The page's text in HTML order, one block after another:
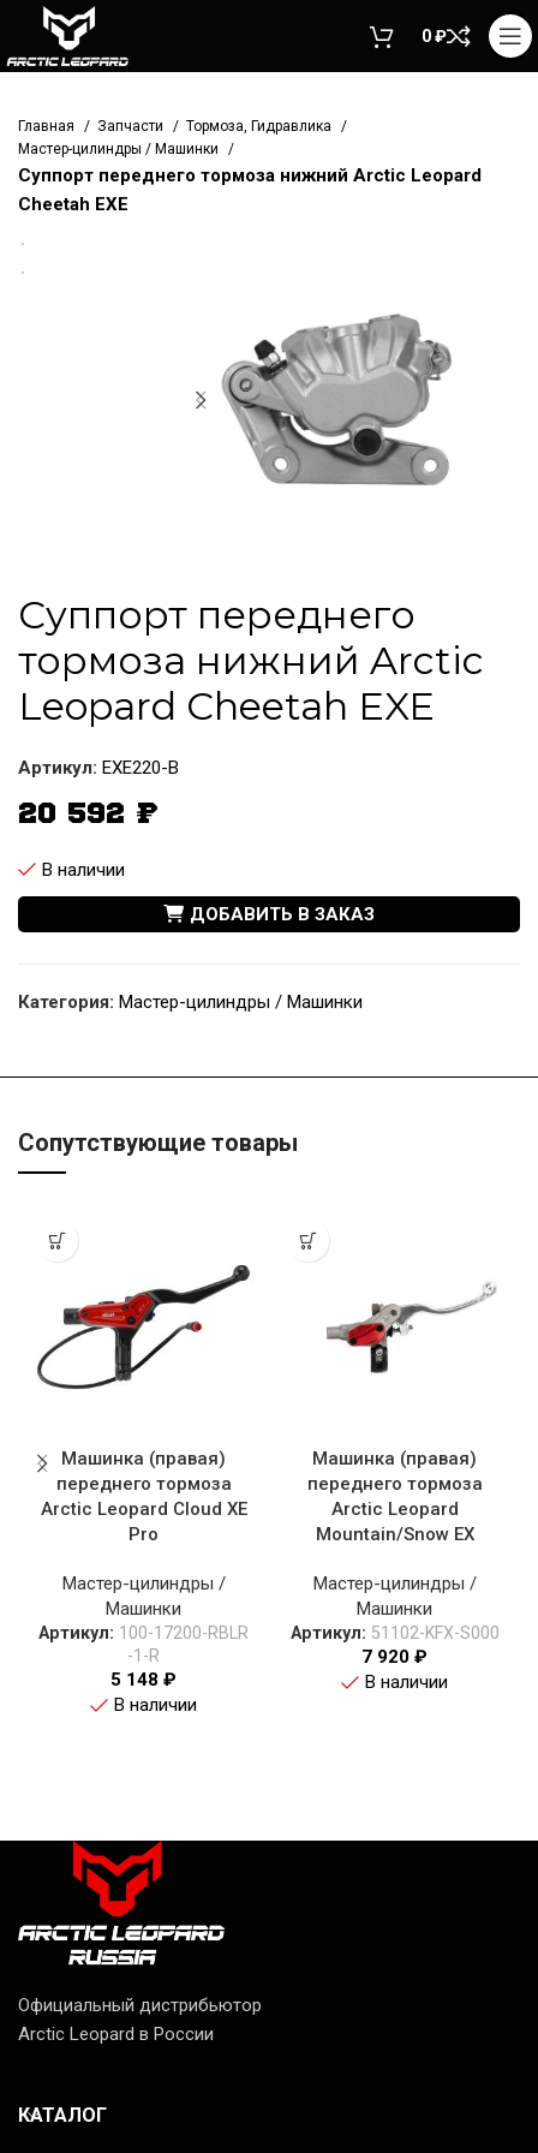
0₽
Главная Запчасти
Тормоза, Гидравлика
Мастер-цилиндры / Машинки
Суппорт переднего тормоза нижний Arctic Leopard
Cheetah EXE
Суппорт переднего
тормоза нижний Arctic
Leopard Cheetah EXE
Артикул: EXE220-B
20 592 ₽
В наличии
ДОБАВИТЬ В ЗАКАЗ
Категория: Мастер-цилиндры / Машинки
Сопутствующие товары
Машинка (правая)
переднего тормоза
Arctic Leopard Cloud XE
Pro
Мастер-цилиндры /
Машинки
Артикул: 100-17200-RBLR
-1-R
5 148 ₽
В наличии
Машинка (правая)
переднего тормоза
Arctic Leopard
Mountain/Snow EX
Мастер-цилиндры /
Машинки
Артикул: 51102-KFX-S000
7 920 ₽
В наличии
Официальный дистрибьютор
Arctic Leopard в России
КАТАЛОГ